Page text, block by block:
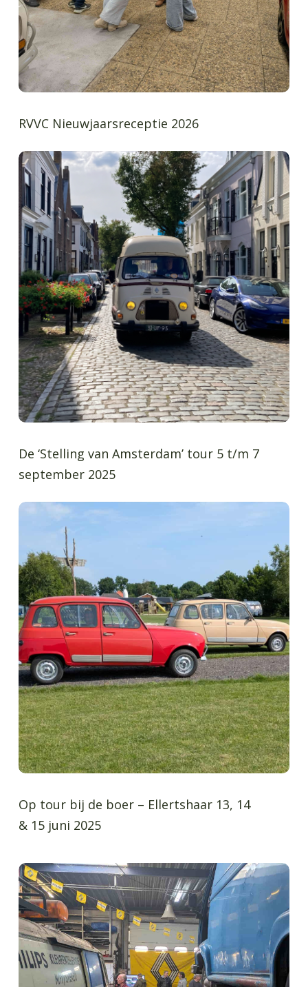
RVVC Nieuwjaarsreceptie 2026
De ‘Stelling van Amsterdam’ tour 5 t/m 7
september 2025
Op tour bij de boer – Ellertshaar 13, 14
& 15 juni 2025